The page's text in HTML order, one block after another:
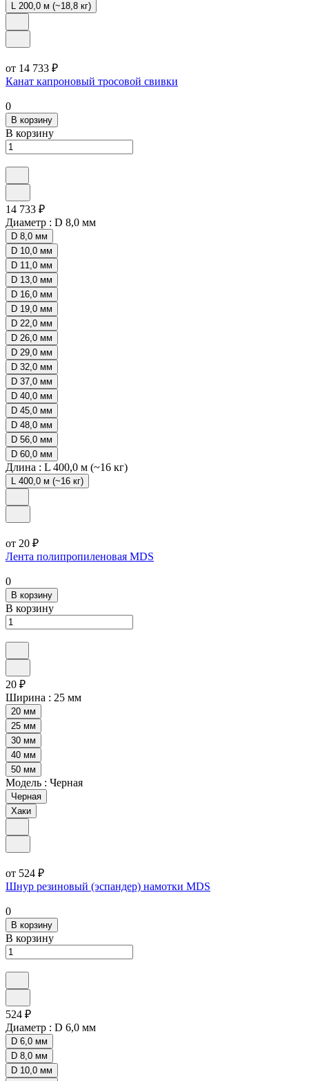
L 200,0 м (~18,8 кг)
от 14 733 ₽
Канат капроновый тросовой свивки
0
В корзину
В корзину
14 733 ₽
Диаметр : D 8,0 мм
D 8,0 мм
D 10,0 мм
D 11,0 мм
D 13,0 мм
D 16,0 мм
D 19,0 мм
D 22,0 мм
D 26,0 мм
D 29,0 мм
D 32,0 мм
D 37,0 мм
D 40,0 мм
D 45,0 мм
D 48,0 мм
D 56,0 мм
D 60,0 мм
Длина : L 400,0 м (~16 кг)
L 400,0 м (~16 кг)
от 20 ₽
Лента полипропиленовая MDS
0
В корзину
В корзину
20 ₽
Ширина : 25 мм
20 мм
25 мм
30 мм
40 мм
50 мм
Модель : Черная
Черная
Хаки
от 524 ₽
Шнур резиновый (эспандер) намотки MDS
0
В корзину
В корзину
524 ₽
Диаметр : D 6,0 мм
D 6,0 мм
D 8,0 мм
D 10,0 мм